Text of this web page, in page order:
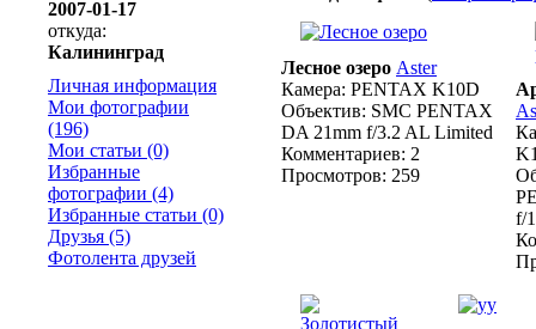
2007-01-17
откуда:
Калининград
Личная информация
Мои фотографии
(196)
Мои статьи (0)
Избранные
фотографии (4)
Избранные статьи (0)
Друзья (5)
Фотолента друзей
Лесное озеро Aster
Камера: PENTAX K10D
Объектив: SMC PENTAX
DA 21mm f/3.2 AL Limited
Комментариев: 2
Просмотров: 259
f/